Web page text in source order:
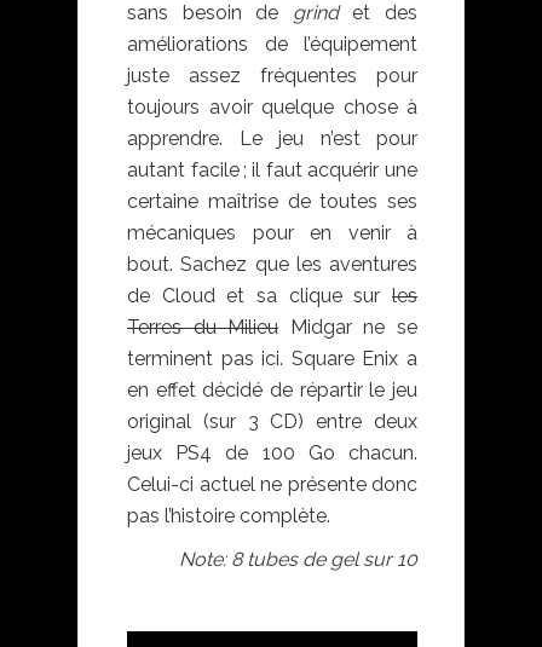
sans besoin de grindet des
améliorations de l’équipement
juste assez fréquentes pour
toujours avoir quelque chose à
apprendre. Le jeu n’est pour
autant facile ; il faut acquérir une
certaine maîtrise de toutes ses
mécaniques pour en venir à
bout. Sachez que les aventures
de Cloud et sa clique sur les
Terres du MilieuMidgar ne se
terminent pas ici. Square Enix a
en effet décidé de répartir le jeu
original (sur 3 CD) entre deux
jeux PS4 de 100 Go chacun.
Celui-ci actuel ne présente donc
pas l’histoire complète.
Note: 8 tubes de gel sur 10